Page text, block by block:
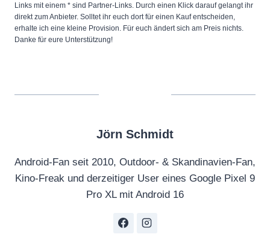
Links mit einem * sind Partner-Links. Durch einen Klick darauf gelangt ihr
direkt zum Anbieter. Solltet ihr euch dort für einen Kauf entscheiden,
erhalte ich eine kleine Provision. Für euch ändert sich am Preis nichts.
Danke für eure Unterstützung!
Jörn Schmidt
Android-Fan seit 2010, Outdoor- & Skandinavien-Fan,
Kino-Freak und derzeitiger User eines Google Pixel 9
Pro XL mit Android 16